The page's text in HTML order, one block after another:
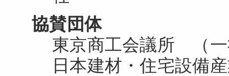
協賛団体
東京商工会議所 （
日本建材・住宅設備